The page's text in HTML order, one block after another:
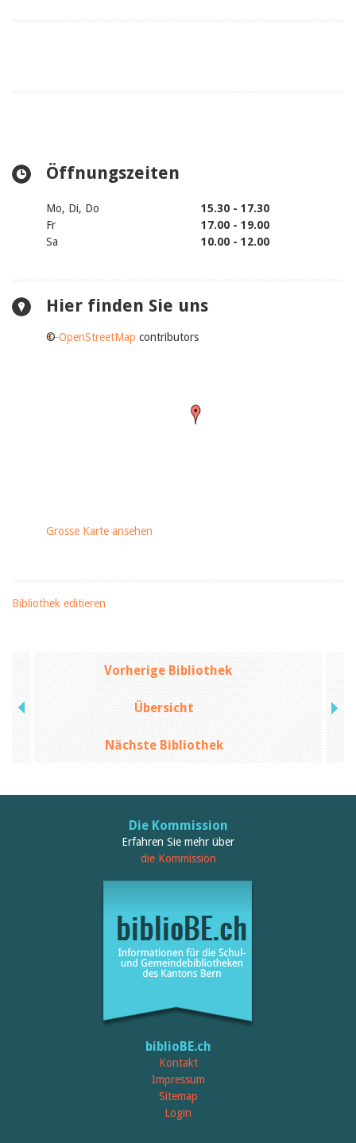
Öffnungszeiten
Mo, Di, Do
Fr
Sa
15.30 - 17.30
17.00 - 19.00
10.00 - 12.00
Hier finden Sie uns
+−
©OpenStreetMap contributors
Grosse Karte ansehen
Bibliothek editieren
Vorherige Bibliothek
Übersicht
Nächste Bibliothek
Die Kommission
Erfahren Sie mehr über
die Kommission
biblioBE.ch
Kontakt
Impressum
Sitemap
Login